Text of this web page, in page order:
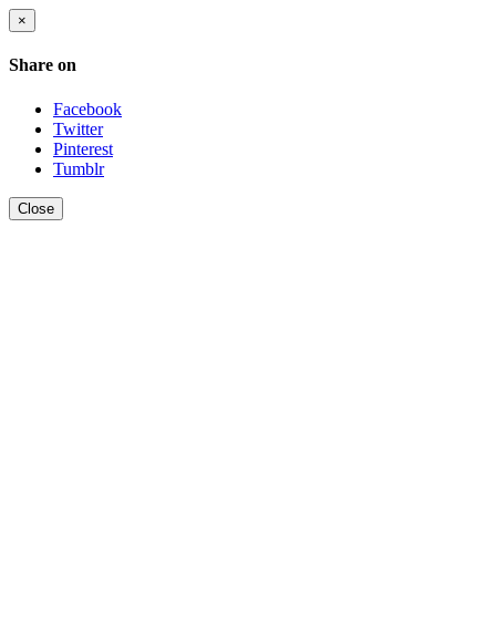
×
Share on
Facebook
Twitter
Pinterest
Tumblr
Close